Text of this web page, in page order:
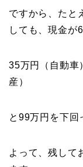
ですから、たと
しても、現金が
35万円（自動車
産）
と99万円を下回
よって、残して